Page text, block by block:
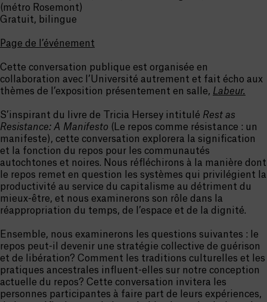
(métro Rosemont)
Gratuit, bilingue
Page de l’événement
Cette conversation publique est organisée en
collaboration avec l’Université autrement et fait écho aux
thèmes de l’exposition présentement en salle, Labeur.
S’inspirant du livre de Tricia Hersey intitulé Rest as
Resistance: A Manifesto (Le repos comme résistance : un
manifeste), cette conversation explorera la signification
et la fonction du repos pour les communautés
autochtones et noires. Nous réfléchirons à la manière dont
le repos remet en question les systèmes qui privilégient la
productivité au service du capitalisme au détriment du
mieux-être, et nous examinerons son rôle dans la
réappropriation du temps, de l’espace et de la dignité.
Ensemble, nous examinerons les questions suivantes : le
repos peut-il devenir une stratégie collective de guérison
et de libération? Comment les traditions culturelles et les
pratiques ancestrales influent-elles sur notre conception
actuelle du repos? Cette conversation invitera les
personnes participantes à faire part de leurs expériences,